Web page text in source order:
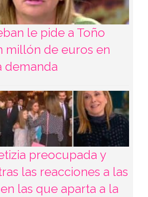
le pide a Toño
millón de euros en
demanda
preocupada y
las reacciones a las
las que aparta a la